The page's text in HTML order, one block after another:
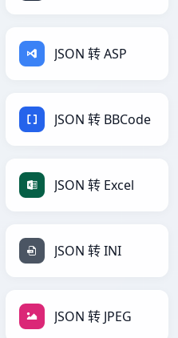
JSON 转 ASP
JSON 转 BBCode
JSON 转 Excel
JSON 转 INI
JSON 转 JPEG